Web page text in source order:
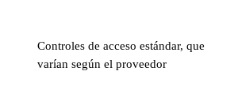
Controles de acceso estándar, que
varían según el proveedor